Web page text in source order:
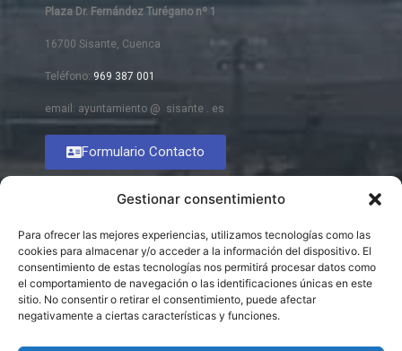
Gestionar consentimiento
Para ofrecer las mejores experiencias, utilizamos tecnologías como las
cookies para almacenar y/o acceder a la información del dispositivo. El
consentimiento de estas tecnologías nos permitirá procesar datos como
el comportamiento de navegación o las identificaciones únicas en este
sitio. No consentir o retirar el consentimiento, puede afectar
negativamente a ciertas características y funciones.
Plaza Dr. Fernández Turégano nº 1
16700 Sisante, Cuenca
Teléfono: 969 387 001
email: ayuntamiento @ sisante . es
Formulario Contacto